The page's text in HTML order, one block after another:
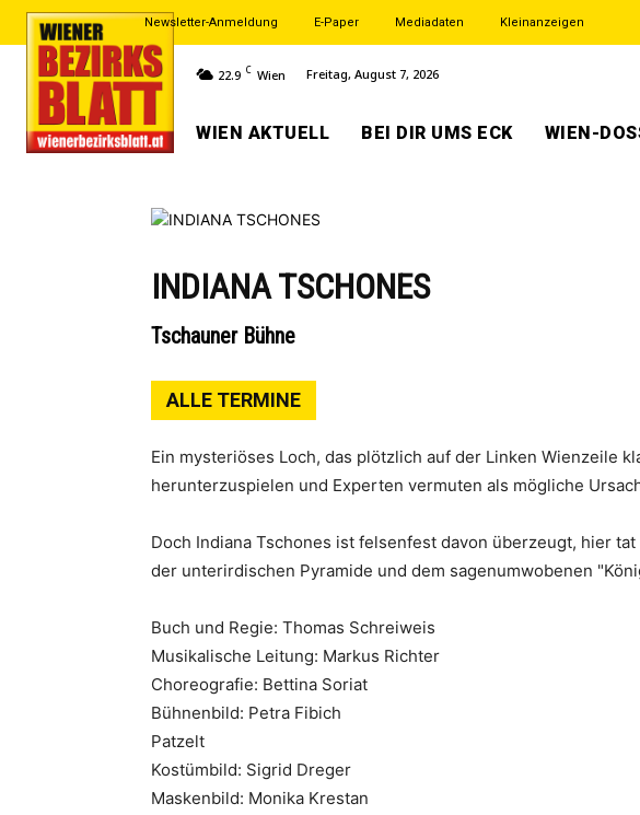
Newsletter-Anmeldung E-Paper Mediadaten Kleinanzeigen
22.9 C Wien Freitag, August 7, 2026
WIEN AKTUELL BEI DIR UMS ECK WIEN-
INDIANA TSCHONES
Tschauner Bühne
ALLE TERMINE
Ein mysteriöses Loch, das plötzlich auf der Linken Wienzeile
herunterzuspielen und Experten vermuten als mögliche
Doch Indiana Tschones ist felsenfest davon überzeugt, hier
der unterirdischen Pyramide und dem sagenumwobenen
Buch und Regie: Thomas Schreiweis
Musikalische Leitung: Markus Richter
Choreografie: Bettina Soriat
Bühnenbild: Petra Fibich
Patzelt
Kostümbild: Sigrid Dreger
Maskenbild: Monika Krestan